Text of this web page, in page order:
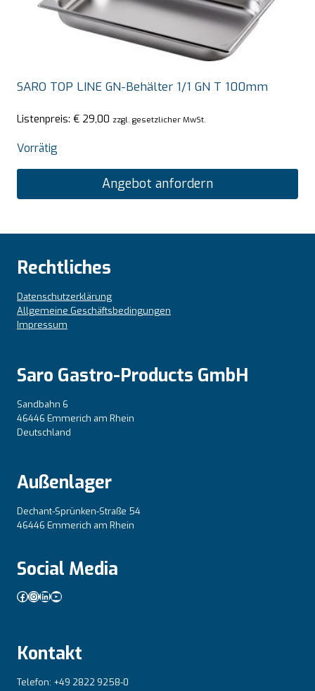
SARO TOP LINE GN-Behälter 1/1 GN T 100mm
Listenpreis: € 29,00 zzgl. gesetzlicher MwSt.
Vorrätig
Angebot anfordern
Rechtliches
Datenschutzerklärung
Allgemeine Geschäftsbedingungen
Impressum
Saro Gastro-Products GmbH
Sandbahn 6
46446 Emmerich am Rhein
Deutschland
Außenlager
Dechant-Sprünken-Straße 54
46446 Emmerich am Rhein
Social Media
Facebook
Instagram
LinkedIn
YouTube
Kontakt
Telefon: +49 2822 9258-0